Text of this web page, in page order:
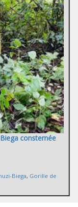
consternée
Biega, Gorille de